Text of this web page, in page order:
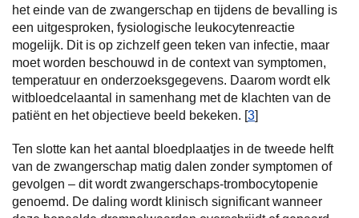
het einde van de zwangerschap en tijdens de bevalling is
een uitgesproken, fysiologische leukocytenreactie
mogelijk. Dit is op zichzelf geen teken van infectie, maar
moet worden beschouwd in de context van symptomen,
temperatuur en onderzoeksgegevens. Daarom wordt elk
witbloedcelaantal in samenhang met de klachten van de
patiënt en het objectieve beeld bekeken. [3]
Ten slotte kan het aantal bloedplaatjes in de tweede helft
van de zwangerschap matig dalen zonder symptomen of
gevolgen – dit wordt zwangerschaps-trombocytopenie
genoemd. De daling wordt klinisch significant wanneer